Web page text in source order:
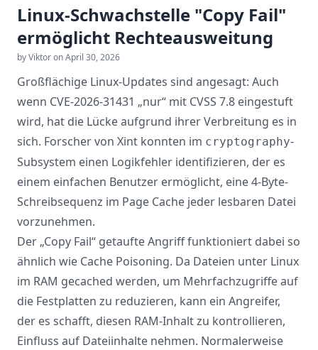
Linux-Schwachstelle "Copy Fail"
ermöglicht Rechteausweitung
by Viktor on April 30, 2026
Großflächige Linux-Updates sind angesagt: Auch
wenn CVE-2026-31431 „nur“ mit CVSS 7.8 eingestuft
wird, hat die Lücke aufgrund ihrer Verbreitung es in
sich. Forscher von Xint konnten im cryptography-
Subsystem einen Logikfehler identifizieren, der es
einem einfachen Benutzer ermöglicht, eine 4-Byte-
Schreibsequenz im Page Cache jeder lesbaren Datei
vorzunehmen.
Der „Copy Fail“ getaufte Angriff funktioniert dabei so
ähnlich wie Cache Poisoning. Da Dateien unter Linux
im RAM gecached werden, um Mehrfachzugriffe auf
die Festplatten zu reduzieren, kann ein Angreifer,
der es schafft, diesen RAM-Inhalt zu kontrollieren,
Einfluss auf Dateiinhalte nehmen. Normalerweise